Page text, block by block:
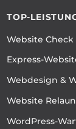
TOP-
Website Check
Express-
Webdesign &
Website
WordPress-